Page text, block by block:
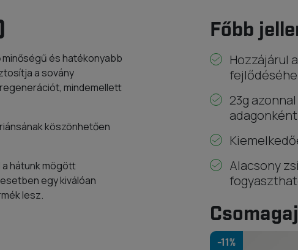
minőségű és hatékonyabb
a sovány
mindemellett
köszönhetően
hátunk mögött
egy kiválóan
lesz.
Főbb
Hozzájárul
23g
adagonként
Alacsony
-11%